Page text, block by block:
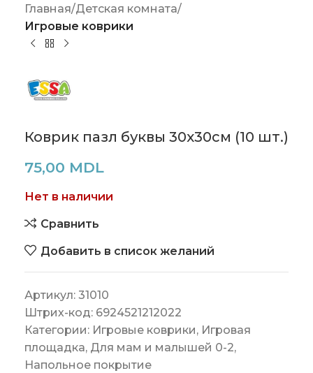
Главная Детская комната
Игровые коврики
Коврик пазл буквы 30х30см (10 шт.)
75,00 MDL
Нет в наличии
Сравнить
Добавить в список желаний
Артикул: 31010
Штрих-код: 6924521212022
Категории: Игровые коврики, Игровая
площадка, Для мам и малышей 0-2,
Напольное покрытие